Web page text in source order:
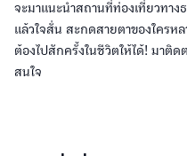
จะมาแนะนำสถานที่ท่องเที่ยวทา
แล้วใจสั่น สะกดสายตาของใครห
ต้องไปสักครั้งในชีวิตให้ได้! มาติ
สนใจ